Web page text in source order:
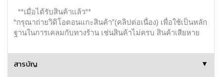
**เมื่อได้รับสินค้าแล้ว**
“กรุณาถ่ายวิดิโอตอนแกะสินค้า”(คลิปต่อเนื่อง) เพื่อใช้เป็นหลัก
ฐานในการเคลมกับทางร้าน เช่นสินค้าไม่ครบ สินค้าเสียหาย
สารบัญ ▼